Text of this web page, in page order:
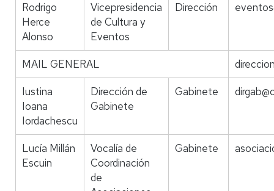
Rodrigo
Herce
Alonso
Vicepresidencia
de Cultura y
Eventos
Dirección
MAIL GENERAL
Iustina
Ioana
Iordachescu
Dirección de
Gabinete
Gabinete
Lucía Millán
Escuin
Vocalía de
Coordinación
de
Gabinete